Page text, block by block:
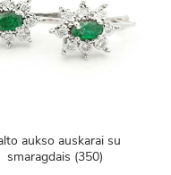
aukso auskarai su
smaragdais (350)